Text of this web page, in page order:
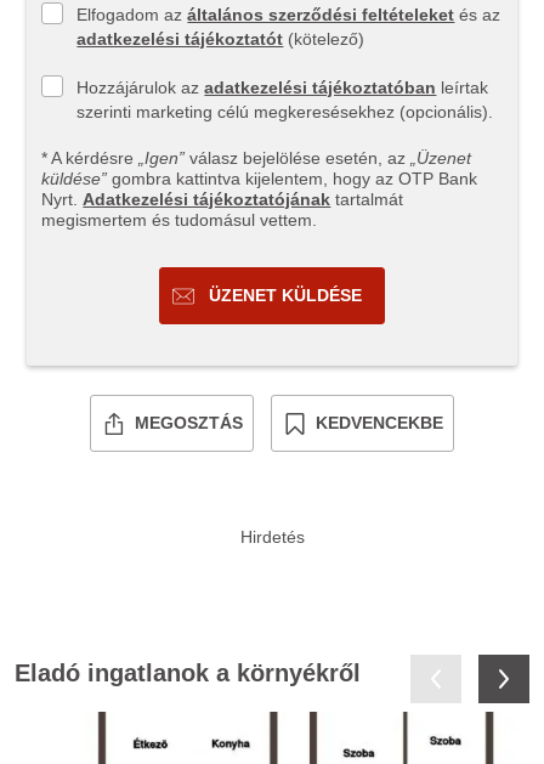
Elfogadom azáltalános szerződési feltételeket és az
adatkezelési tájékoztatót (kötelező)
Hozzájárulok azadatkezelési tájékoztatóban leírtak
szerinti marketing célú megkeresésekhez (opcionális).
* A kérdésre „Igen” válasz bejelölése esetén, az
„Üzenet
küldése” gombra kattintva kijelentem, hogy az OTP Bank
Nyrt. Adatkezelési tájékoztatójának tartalmát
megismertem és tudomásul vettem.
ÜZENET KÜLDÉSE
MEGOSZTÁS KEDVENCEKBE
Eladó ingatlanok a környékről